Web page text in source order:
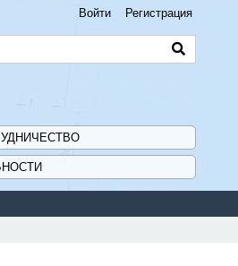
Войти Регистрация